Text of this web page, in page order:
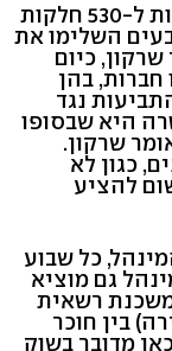
עד עתה נגרעו 126 תביעות, המתייחסות ל-530 חלקות
השלימו את
כיום
או חברות, בהן
נגד
היא שבסופו
שרקון.
כגון לא
להציע
כל שבוע
כ-5,000 שקל. המינהל גם מוציא
רשאית
בין חוכר
מדובר בשוק